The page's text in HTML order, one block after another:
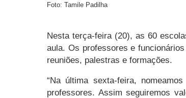
Foto: Tamile Padilha
Nesta terça-feira (20), as 60
aula. Os professores e
reuniões, palestras e formações.
“Na última sexta-feira,
professores. Assim seguiremos